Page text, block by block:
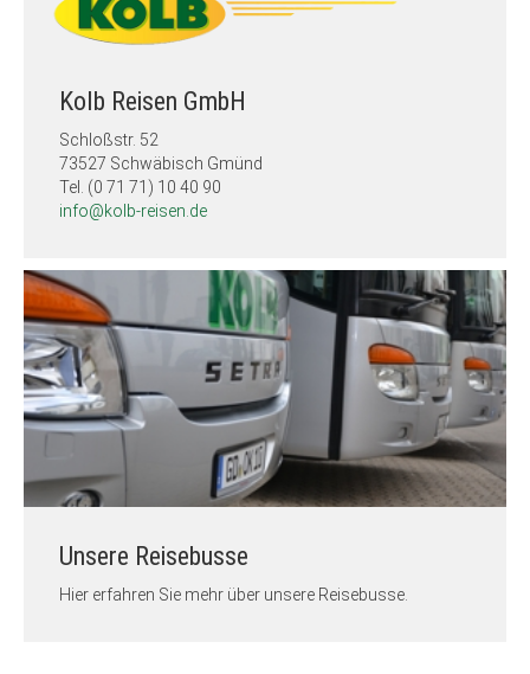
Kolb Reisen GmbH
Schloßstr. 52
73527 Schwäbisch Gmünd
Tel. (0 71 71) 10 40 90
info@kolb-reisen.de
Unsere Reisebusse
Hier erfahren Sie mehr über unsere Reisebusse.